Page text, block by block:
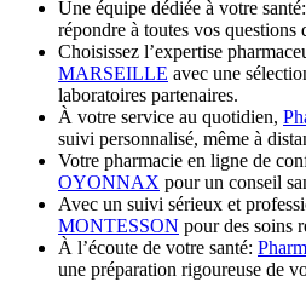
Une équipe dédiée à votre santé:
répondre à toutes vos questions
Choisissez l’expertise
MARSEILLE avec une
laboratoires partenaires.
À votre service au quotidien,
suivi personnalisé, même à
Votre pharmacie en ligne de
OYONNAX pour un conseil
Avec un suivi sérieux et
MONTESSON pour des soins
À l’écoute de votre santé:
une préparation rigoureuse de